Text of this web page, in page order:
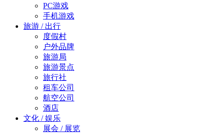
PC游戏
手机游戏
旅游 / 出行
度假村
户外品牌
旅游局
旅游景点
旅行社
租车公司
航空公司
酒店
文化 / 娱乐
展会 / 展览